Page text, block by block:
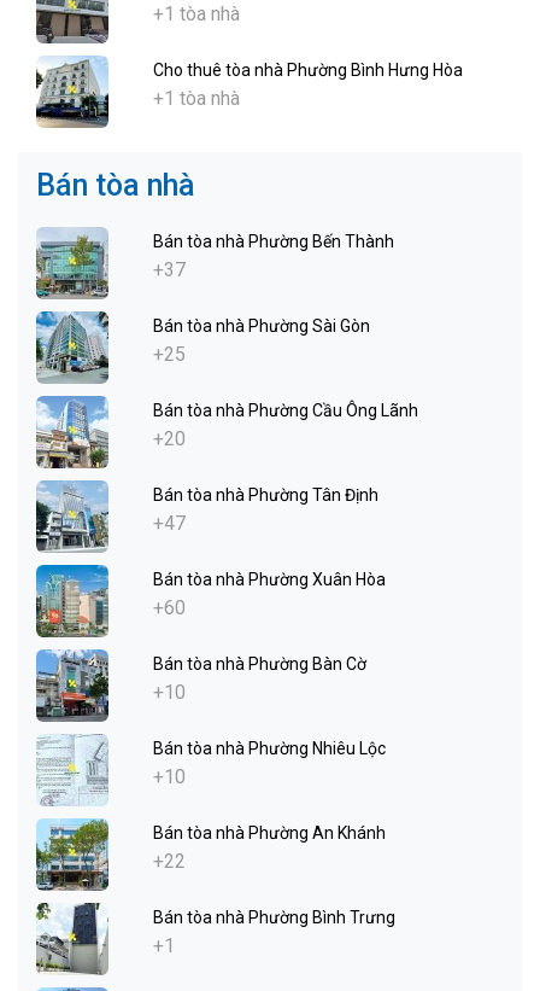
+1 tòa nhà
Cho thuê tòa nhà Phường Bình Hưng Hòa
+1 tòa nhà
Bán tòa nhà
Bán tòa nhà Phường Bến Thành
+37
Bán tòa nhà Phường Sài Gòn
+25
Bán tòa nhà Phường Cầu Ông Lãnh
+20
Bán tòa nhà Phường Tân Định
+47
Bán tòa nhà Phường Xuân Hòa
+60
Bán tòa nhà Phường Bàn Cờ
+10
Bán tòa nhà Phường Nhiêu Lộc
+10
Bán tòa nhà Phường An Khánh
+22
Bán tòa nhà Phường Bình Trưng
+1